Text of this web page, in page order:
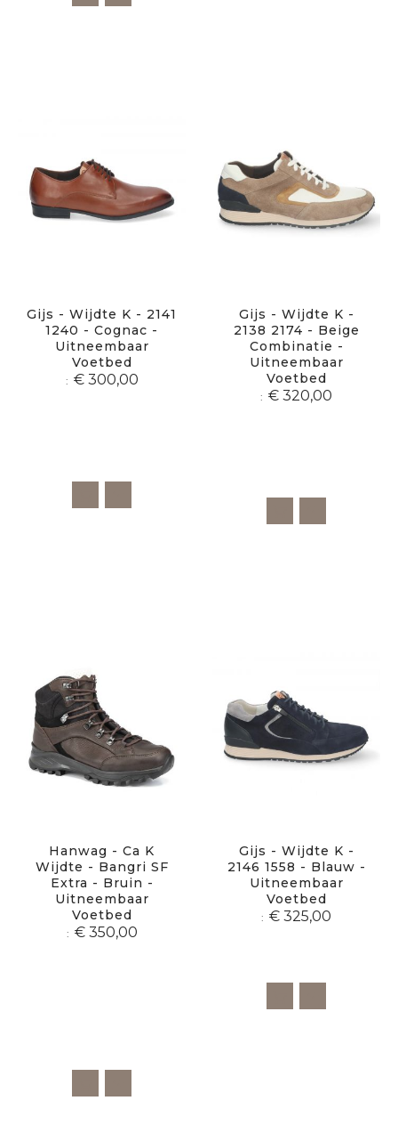
Gijs - Wijdte K - 2141
1240 - Cognac -
Uitneembaar
Voetbed
€ 300,00
Gijs - Wijdte K -
2138 2174 - Beige
Combinatie -
Uitneembaar
Voetbed
€ 320,00
Hanwag - Ca K
Wijdte - Bangri SF
Extra - Bruin -
Uitneembaar
Voetbed
€ 350,00
Gijs - Wijdte K -
2146 1558 - Blauw -
Uitneembaar
Voetbed
€ 325,00